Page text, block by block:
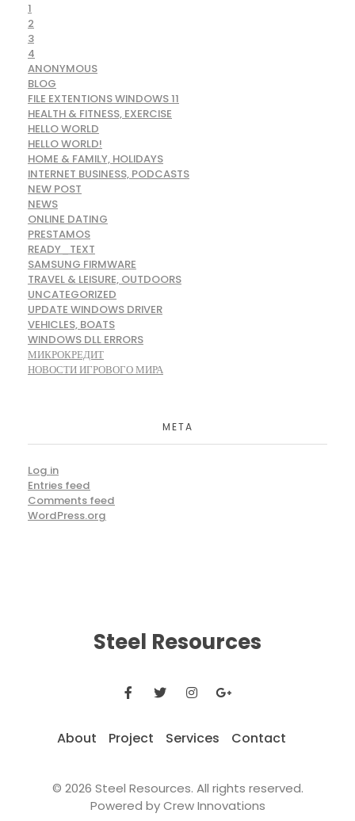
1
2
3
4
ANONYMOUS
BLOG
FILE EXTENTIONS WINDOWS 11
HEALTH & FITNESS, EXERCISE
HELLO WORLD
HELLO WORLD!
HOME & FAMILY, HOLIDAYS
INTERNET BUSINESS, PODCASTS
NEW POST
NEWS
ONLINE DATING
PRESTAMOS
READY_TEXT
SAMSUNG FIRMWARE
TRAVEL & LEISURE, OUTDOORS
UNCATEGORIZED
UPDATE WINDOWS DRIVER
VEHICLES, BOATS
WINDOWS DLL ERRORS
МИКРОКРЕДИТ
НОВОСТИ ИГРОВОГО МИРА
META
Log in
Entries feed
Comments feed
WordPress.org
About Project Services Contact
Steel Resources
© 2026 Steel Resources. All rights reserved.
Powered by Crew Innovations